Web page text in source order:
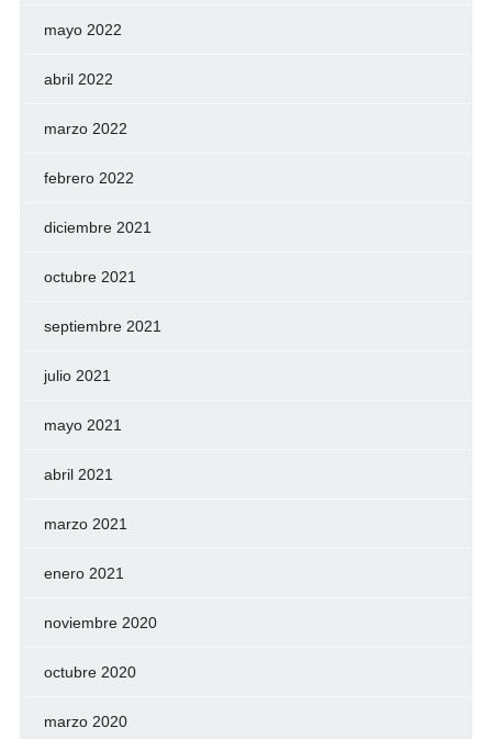
mayo 2022
abril 2022
marzo 2022
febrero 2022
diciembre 2021
octubre 2021
septiembre 2021
julio 2021
mayo 2021
abril 2021
marzo 2021
enero 2021
noviembre 2020
octubre 2020
marzo 2020